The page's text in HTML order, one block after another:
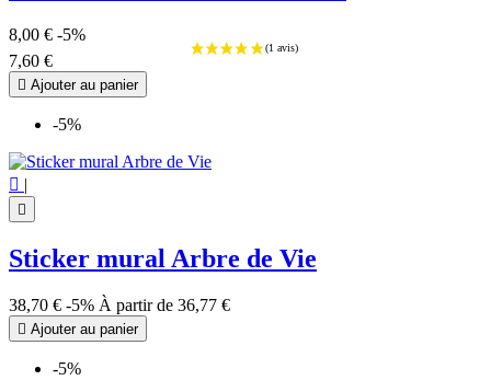
Triple Lune 10
Triquetra
Unalome
Vegvisir 2
Yin Yang
plus... moins
Voir les Produits
8,00 € -5%
7,60 €
 Ajouter au panier
-5%
 |

Sticker mural Arbre de Vie
38,70 € -5% À partir de 36,77 €
 Ajouter au panier
-5%